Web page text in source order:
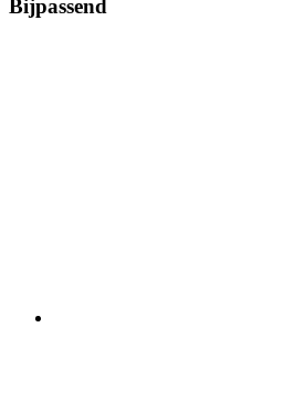
Bijpassend